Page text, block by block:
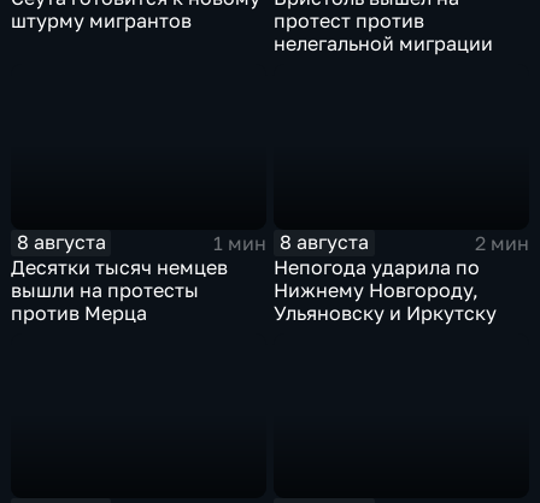
штурму мигрантов
протест против
нелегальной миграции
8 августа
1 мин
Десятки тысяч немцев
вышли на протесты
против Мерца
8 августа
2 мин
Непогода ударила по
Нижнему Новгороду,
Ульяновску и Иркутску